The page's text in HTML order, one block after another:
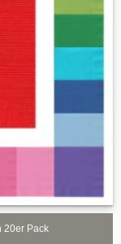
20er Pack